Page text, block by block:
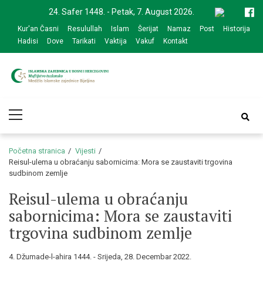
navigation
content
24. Safer 1448. - Petak, 7. August 2026.
Kur'an Časni Resulullah Islam Šerijat Namaz Post
Historija
Hadisi
Dove Tarikati Vaktija Vakuf Kontakt
zajednice Bijeljina
Menu
Početna stranica
Vijesti
Reisul-ulema u obraćanju sabornicima: Mora se zaustaviti trgovina
sudbinom zemlje
Reisul-ulema u obraćanju
sabornicima: Mora se zaustaviti
trgovina sudbinom zemlje
4. Džumade-l-ahira 1444. - Srijeda, 28. Decembar 2022.